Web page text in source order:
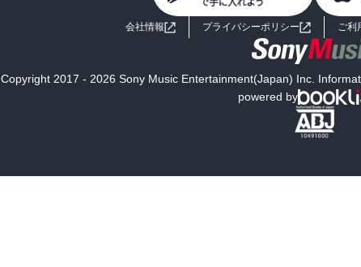
会社情報 プライバシーポリシー ご利
Copyright 2017 - 2026 Sony Music Entertainment(Japan) Inc.
powered by